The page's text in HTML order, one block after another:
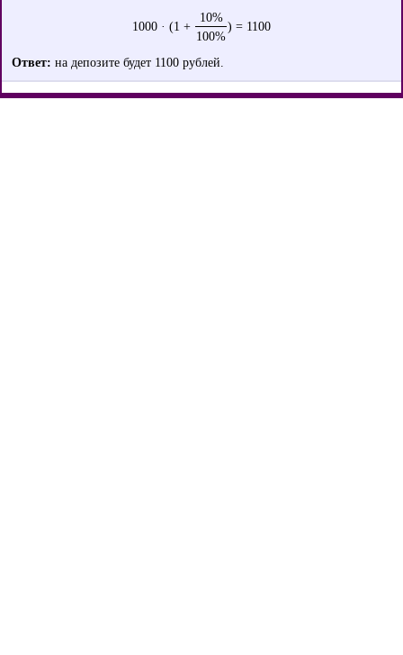
1000 · (1 +
10%
) = 1100
100%
Ответ: на депозите будет 1100 рублей.